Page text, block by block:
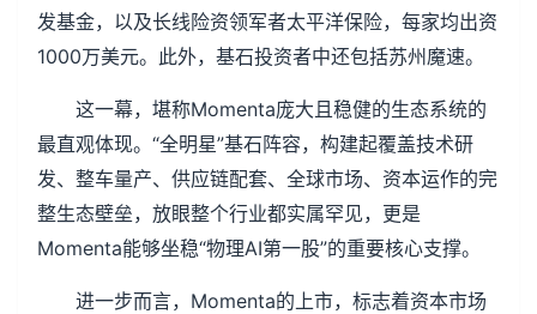
发基金，以及长线险资领军者太平洋保险，每家均出资
1000万美元。此外，基石投资者中还包括苏州魔速。
这一幕，堪称Momenta庞大且稳健的生态系统的
最直观体现。“全明星”基石阵容，构建起覆盖技术研
发、整车量产、供应链配套、全球市场、资本运作的完
整生态壁垒，放眼整个行业都实属罕见，更是
Momenta能够坐稳“物理AI第一股”的重要核心支撑。
进一步而言，Momenta的上市，标志着资本市场